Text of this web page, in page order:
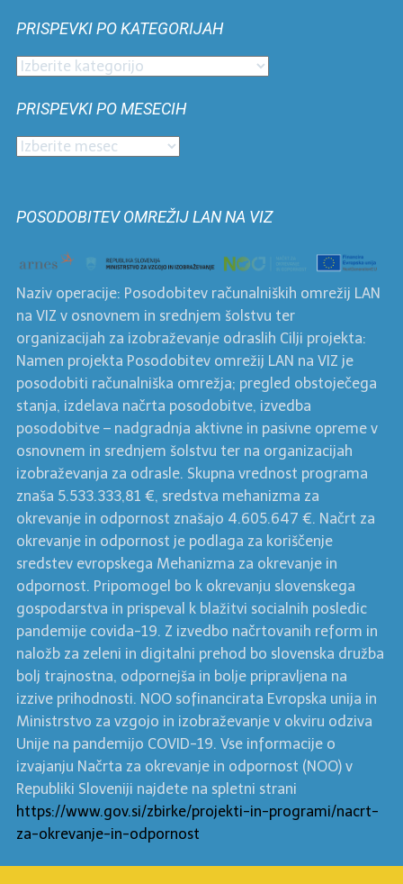
PRISPEVKI PO KATEGORIJAH
Prispevki
kategorijah
PRISPEVKI PO MESECIH
Prispevki
POSODOBITEV OMREŽIJ LAN NA VIZ
Naziv operacije: Posodobitev računalniških omrežij LAN
na VIZ v osnovnem in srednjem šolstvu ter
organizacijah za izobraževanje odraslih Cilji projekta:
Namen projekta Posodobitev omrežij LAN na VIZ je
posodobiti računalniška omrežja; pregled obstoječega
stanja, izdelava načrta posodobitve, izvedba
posodobitve – nadgradnja aktivne in pasivne opreme v
osnovnem in srednjem šolstvu ter na organizacijah
izobraževanja za odrasle. Skupna vrednost programa
znaša 5.533.333,81 €, sredstva mehanizma za
okrevanje in odpornost znašajo 4.605.647 €. Načrt za
okrevanje in odpornost je podlaga za koriščenje
sredstev evropskega Mehanizma za okrevanje in
odpornost. Pripomogel bo k okrevanju slovenskega
gospodarstva in prispeval k blažitvi socialnih posledic
pandemije covida-19. Z izvedbo načrtovanih reform in
naložb za zeleni in digitalni prehod bo slovenska družba
bolj trajnostna, odpornejša in bolje pripravljena na
izzive prihodnosti. NOO sofinancirata Evropska unija in
Ministrstvo za vzgojo in izobraževanje v okviru odziva
Unije na pandemijo COVID-19. Vse informacije o
izvajanju Načrta za okrevanje in odpornost (NOO) v
Republiki Sloveniji najdete na spletni strani
https://www.gov.si/zbirke/projekti-in-programi/nacrt-
za-okrevanje-in-odpornost